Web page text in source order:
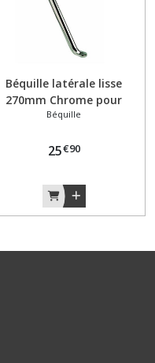
Béquille latérale lisse
270mm Chrome pour
Peugeot 103 SPX RCX CLIP
Béquille
25€90